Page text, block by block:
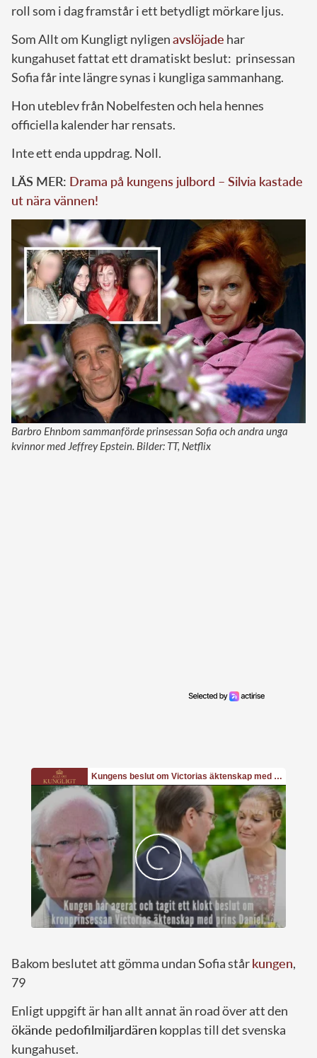
roll som i dag framstår i ett betydligt mörkare ljus.
Som Allt om Kungligt nyligenavslöjade har
kungahuset fattat ett dramatiskt beslut: prinsessan
Sofia får inte längre synas i kungliga sammanhang.
Hon uteblev från Nobelfesten och hela hennes
officiella kalender har rensats.
Inte ett enda uppdrag. Noll.
LÄS MER: Drama på kungens julbord – Silvia kastade
ut nära vännen!
Barbro Ehnbom sammanförde prinsessan Sofia och andra unga
kvinnor med Jeffrey Epstein. Bilder: TT, Netflix
Bakom beslutet att gömma undan Sofia stårkungen,
79
Enligt uppgift är han allt annat än road över att den
ökände pedofilmiljardären kopplas till det svenska
kungahuset.